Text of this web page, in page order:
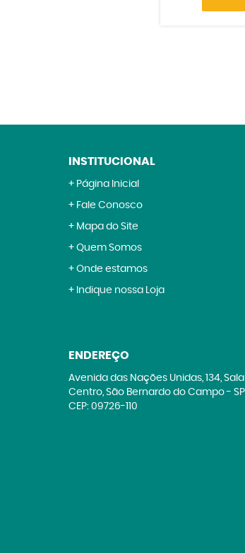
INSTITUCIONAL
Página Inicial
Fale Conosco
Mapa do Site
Quem Somos
Onde estamos
Indique nossa Loja
ENDEREÇO
Avenida das Nações Unidas, 134,
Centro, São Bernardo do Campo- SP
CEP: 09726-110